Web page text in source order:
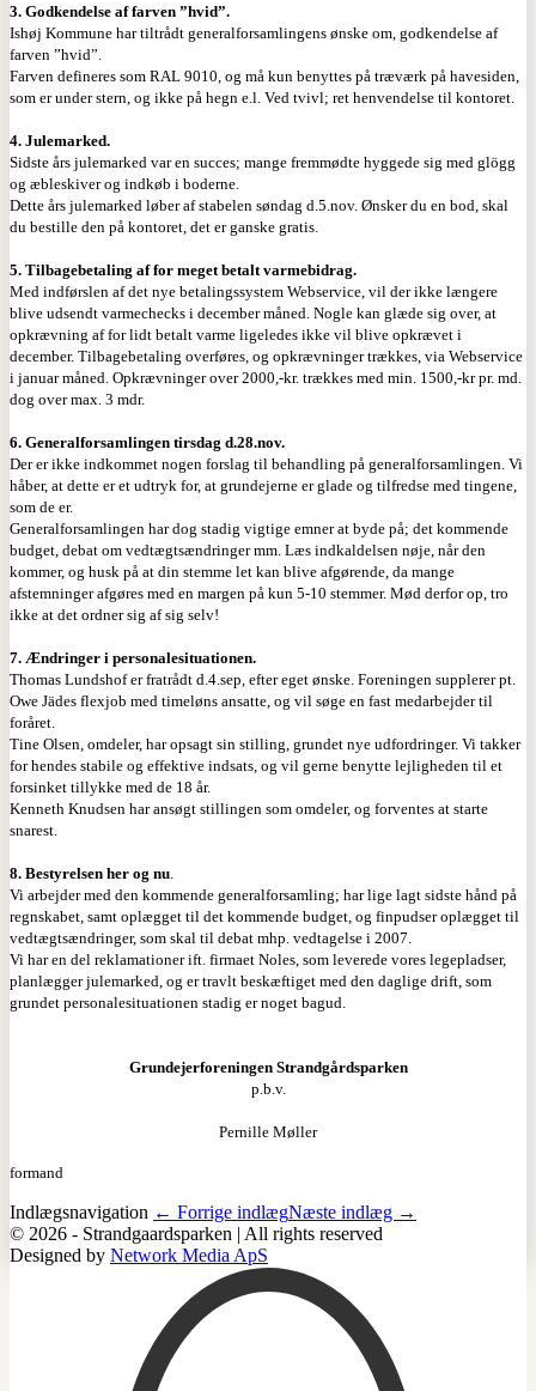
3. Godkendelse af farven ”hvid”.
Ishøj Kommune har tiltrådt generalforsamlingens ønske om, godkendelse af
farven ”hvid”.
Farven defineres som RAL 9010, og må kun benyttes på træværk på havesiden,
som er under stern, og ikke på hegn e.l. Ved tvivl; ret henvendelse til kontoret.
4. Julemarked.
Sidste års julemarked var en succes; mange fremmødte hyggede sig med glögg
og æbleskiver og indkøb i boderne.
Dette års julemarked løber af stabelen søndag d.5.nov. Ønsker du en bod, skal
du bestille den på kontoret, det er ganske gratis.
5. Tilbagebetaling af for meget betalt varmebidrag.
Med indførslen af det nye betalingssystem Webservice, vil der ikke længere
blive udsendt varmechecks i december måned. Nogle kan glæde sig over, at
opkrævning af for lidt betalt varme ligeledes ikke vil blive opkrævet i
december. Tilbagebetaling overføres, og opkrævninger trækkes, via Webservice
i januar måned. Opkrævninger over 2000,-kr. trækkes med min. 1500,-kr pr. md.
dog over max. 3 mdr.
6. Generalforsamlingen tirsdag d.28.nov.
Der er ikke indkommet nogen forslag til behandling på generalforsamlingen. Vi
håber, at dette er et udtryk for, at grundejerne er glade og tilfredse med tingene,
som de er.
Generalforsamlingen har dog stadig vigtige emner at byde på; det kommende
budget, debat om vedtægtsændringer mm. Læs indkaldelsen nøje, når den
kommer, og husk på at din stemme let kan blive afgørende, da mange
afstemninger afgøres med en margen på kun 5-10 stemmer. Mød derfor op, tro
ikke at det ordner sig af sig selv!
7. Ændringer i personalesituationen.
Thomas Lundshof er fratrådt d.4.sep, efter eget ønske. Foreningen supplerer pt.
Owe Jädes flexjob med timeløns ansatte, og vil søge en fast medarbejder til
foråret.
Tine Olsen, omdeler, har opsagt sin stilling, grundet nye udfordringer. Vi takker
for hendes stabile og effektive indsats, og vil gerne benytte lejligheden til et
forsinket tillykke med de 18 år.
Kenneth Knudsen har ansøgt stillingen som omdeler, og forventes at starte
snarest.
8. Bestyrelsen her og nu
Vi arbejder med den kommende generalforsamling; har lige lagt sidste hånd på
regnskabet, samt oplægget til det kommende budget, og finpudser oplægget til
vedtægtsændringer, som skal til debat mhp. vedtagelse i 2007.
Vi har en del reklamationer ift. firmaet Noles, som leverede vores legepladser,
planlægger julemarked, og er travlt beskæftiget med den daglige drift, som
grundet personalesituationen stadig er noget bagud.
Grundejerforeningen Strandgårdsparken
p.b.v.
Pernille Møller
formand
Indlægsnavigation ← Forrige indlægNæste indlæg →
© 2026 - Strandgaardsparken | All rights reserved
Designed by Network Media ApS